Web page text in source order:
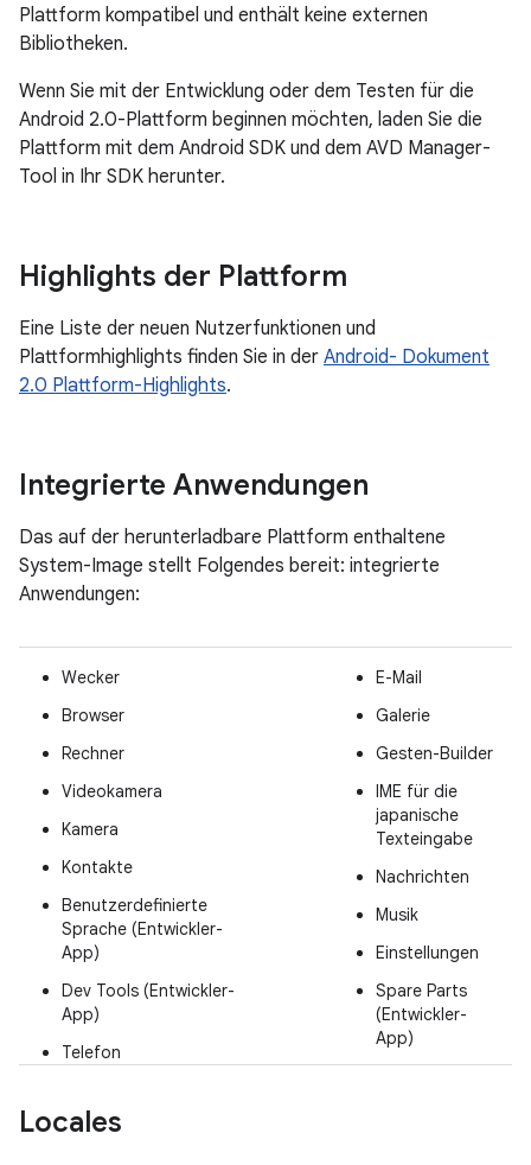
Plattform kompatibel und enthält keine externen
Bibliotheken.
Wenn Sie mit der Entwicklung oder dem Testen für die
Android 2.0-Plattform beginnen möchten, laden Sie die
Plattform mit dem Android SDK und dem AVD Manager-
Tool in Ihr SDK herunter.
Highlights der Plattform
Eine Liste der neuen Nutzerfunktionen und
Plattformhighlights finden Sie in der Android- Dokument
2.0 Plattform-Highlights.
Integrierte Anwendungen
Das auf der herunterladbare Plattform enthaltene
System-Image stellt Folgendes bereit: integrierte
Anwendungen:
Wecker
Browser
Rechner
Videokamera
Kamera
Kontakte
Benutzerdefinierte
Sprache (Entwickler-
App)
Dev Tools (Entwickler-
App)
Telefon
E-Mail
Galerie
Gesten-Builder
IME für die
japanische
Texteingabe
Nachrichten
Musik
Einstellungen
Spare Parts
(Entwickler-
App)
Locales